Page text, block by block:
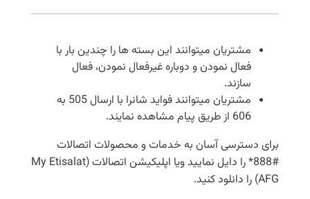
مشتریان میتوانند این بسته ها را چندین بار با
فعال نمودن و دوباره غیرفعال نمودن، فعال
سازند.
مشتریان میتوانند فواید شانرا با ارسال 505 به
606 از طریق پیام مشاهده نمایند.
برای دسترسی آسان به خدمات و محصولات اتصالات
#888* را دایل نمایید ویا اپلیکیشن اتصالات (My Etisalat
AFG) را دانلود کنید.